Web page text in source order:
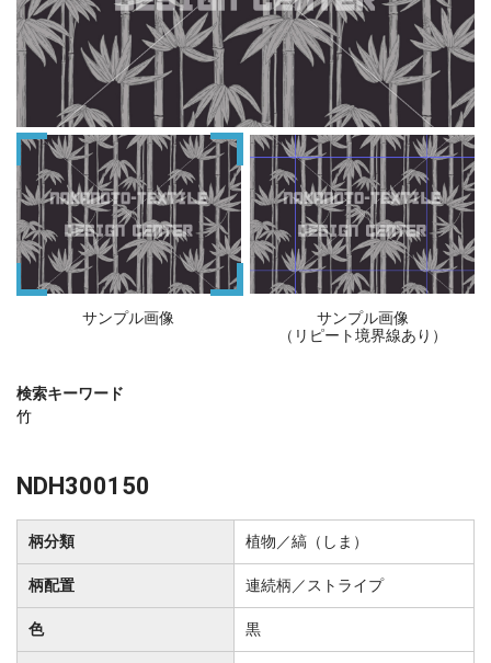
サンプル画像
サンプル画像
（リピート境界線あり）
検索キーワード
竹
NDH300150
柄分類 植物／縞（しま）
柄配置 連続柄／ストライプ
色 黒